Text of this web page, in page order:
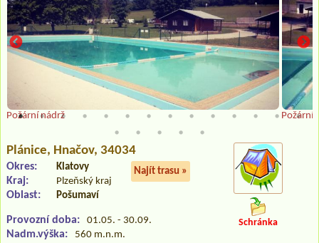
Požární nádrž Požární
Plánice, Hnačov, 34034
Najít trasu »
Okres: Klatovy
Kraj: Plzeňský kraj
Oblast: Pošumaví
Provozní doba: 01.05. - 30.09.
Nadm.výška: 560 m.n.m.
Schránka